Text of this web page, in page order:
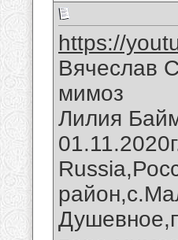
https://
Вячеслав
мимоз
Лилия